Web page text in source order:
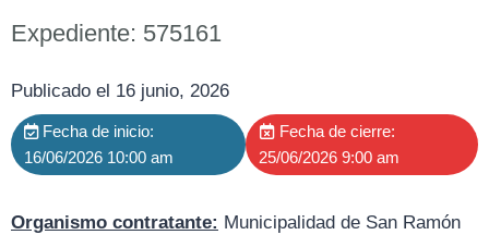
Expediente: 575161
Publicado el 16 junio, 2026
Fecha de inicio:
16/06/2026 10:00 am
Fecha de cierre:
25/06/2026 9:00 am
Organismo contratante: Municipalidad de San Ramón